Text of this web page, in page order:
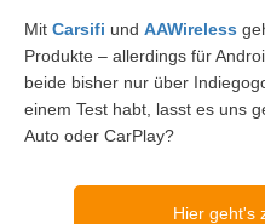
Mit Carsifi und AAWireless
Produkte – allerdings für
beide bisher nur über
einem Test habt, lasst es uns
Auto oder CarPlay?
Hier geht's